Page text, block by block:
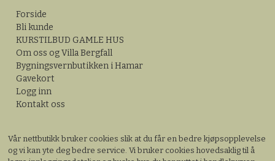
Forside
Bli kunde
KURSTILBUD GAMLE HUS
Om oss og Villa Bergfall
Bygningsvernbutikken i Hamar
Gavekort
Logg inn
Kontakt oss
Vår nettbutikk bruker cookies slik at du får en bedre kjøpsopplevelse
og vi kan yte deg bedre service. Vi bruker cookies hovedsaklig til å